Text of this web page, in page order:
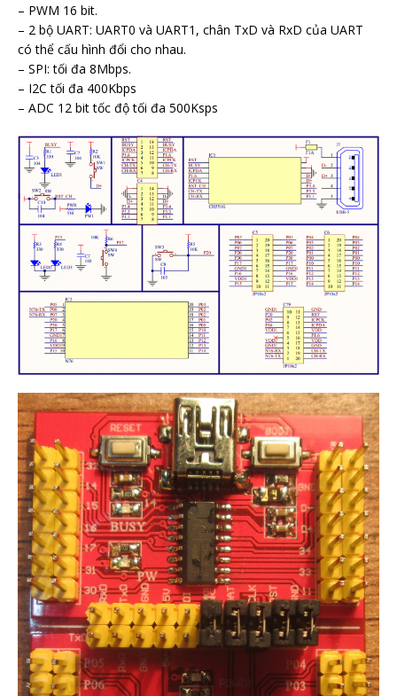
– PWM 16 bit.
– 2 bộ UART: UART0 và UART1, chân TxD và RxD của UART
có thể cấu hình đổi cho nhau.
– SPI: tối đa 8Mbps.
– I2C tối đa 400Kbps
– ADC 12 bit tốc độ tối đa 500Ksps